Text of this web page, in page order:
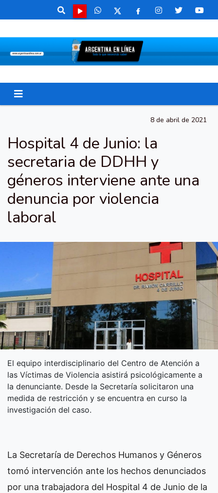
8 de abril de 2021
Hospital 4 de Junio: la
secretaria de DDHH y
géneros interviene ante una
denuncia por violencia
laboral
El equipo interdisciplinario del Centro de Atención a
las Víctimas de Violencia asistirá psicológicamente a
la denunciante. Desde la Secretaría solicitaron una
medida de restricción y se encuentra en curso la
investigación del caso.
La Secretaría de Derechos Humanos y Géneros
tomó intervención ante los hechos denunciados
por una trabajadora del Hospital 4 de Junio de la